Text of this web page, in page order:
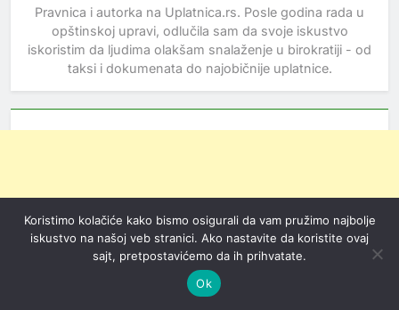
Pravnica i autorka na Uplatnica.rs. Posle godina rada u
opštinskoj upravi, odlučila sam da svoje iskustvo
iskoristim da ljudima olakšam snalaženje u birokratiji - od
taksi i dokumenata do najobičnije uplatnice.
Koristimo kolačiće kako bismo osigurali da vam pružimo najbolje
iskustvo na našoj veb stranici. Ako nastavite da koristite ovaj
sajt, pretpostavićemo da ih prihvatate.
Ok